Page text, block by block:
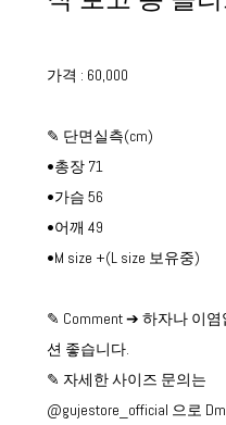
가격 : 60,000
✎ 단면실측(cm)
•총장 71
•가슴 56
•어깨 49
•M size +(L size 보유중)
✎ Comment ➔ 하자나 이염
션 좋습니다.
✎ 자세한 사이즈 문의는
@gujestore_official 으로